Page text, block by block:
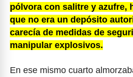
pólvora con salitre y azufre,
que no era un depósito
carecía de medidas de
manipular explosivos.
En ese mismo cuarto